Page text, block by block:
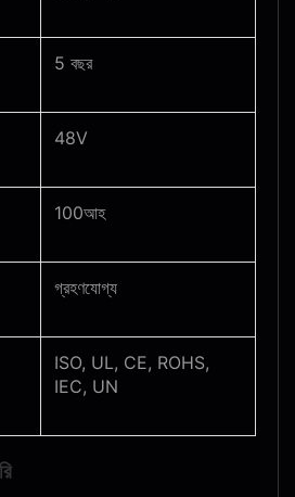
5 বছর
48V
100আহ
গ্রহণযোগ্য
ISO, UL, CE, ROHS,
IEC, UN